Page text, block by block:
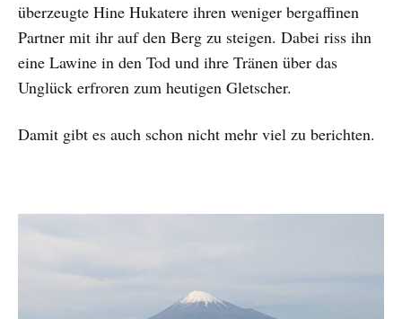
überzeugte Hine Hukatere ihren weniger bergaffinen
Partner mit ihr auf den Berg zu steigen. Dabei riss ihn
eine Lawine in den Tod und ihre Tränen über das
Unglück erfroren zum heutigen Gletscher.
Damit gibt es auch schon nicht mehr viel zu berichten.